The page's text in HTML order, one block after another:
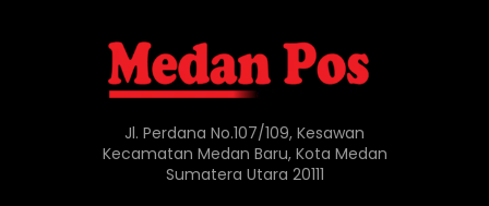
Jl. Perdana No.107/109, Kesawan
Kecamatan Medan Baru, Kota Medan
Sumatera Utara 20111